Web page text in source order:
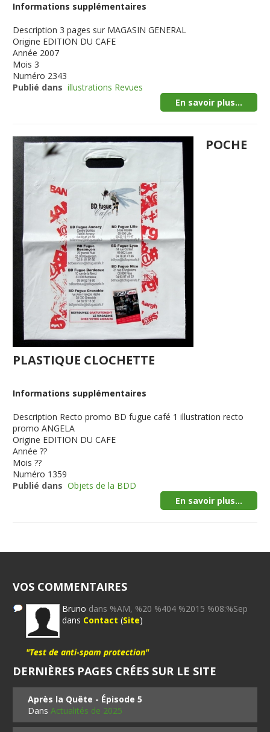
Informations supplémentaires
Description 3 pages sur MAGASIN GENERAL
Origine EDITION DU CAFE
Année 2007
Mois 3
Numéro 2343
Publié dans illustrations Revues
En savoir plus...
POCHE
PLASTIQUE CLOCHETTE
Informations supplémentaires
Description Recto promo BD fugue café 1 illustration recto
promo ANGELA
Origine EDITION DU CAFE
Année ??
Mois ??
Numéro 1359
Publié dans Objets de la BDD
En savoir plus...
VOS COMMENTAIRES
Bruno dans %AM, %20 %404 %2015 %08:%Sep
dans Contact (Site)
"Test de anti-spam protection"
DERNIÈRES PAGES CRÉES SUR LE SITE
Après la Quête - Épisode 5
DansActualités de 2025